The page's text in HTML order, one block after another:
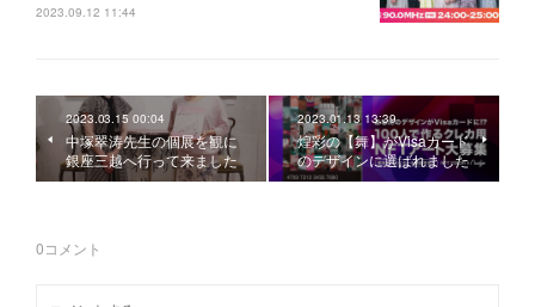
2023.09.12 11:44
2023.03.15 00:04
中塚翠涛先生の個展を観に
銀座三越へ行って来ました
2023.01.13 13:39
煌彩の【舞】がVisaカード
のデザインに選ばれました
0コメント